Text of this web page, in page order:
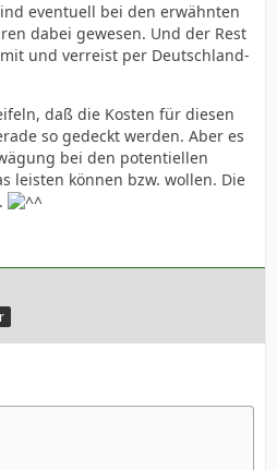
eventuell bei den erwähnten
dabei gewesen. Und der Rest
und verreist per Deutschland-
daß die Kosten für diesen
so gedeckt werden. Aber es
bei den potentiellen
leisten können bzw. wollen. Die